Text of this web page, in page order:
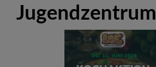
Jugendzentrum